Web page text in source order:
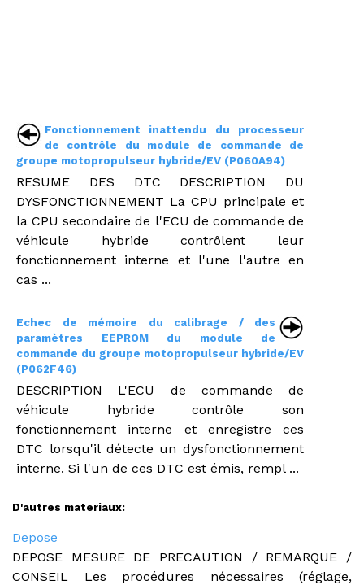
Fonctionnement inattendu du processeur
de contrôle du module de commande de
groupe motopropulseur hybride/EV (P060A94)
RESUME DES DTC DESCRIPTION DU
DYSFONCTIONNEMENT La CPU principale et
la CPU secondaire de l'ECU de commande de
véhicule hybride contrôlent leur
fonctionnement interne et l'une l'autre en
cas ...
Echec de mémoire du calibrage / des
paramètres EEPROM du module de
commande du groupe motopropulseur hybride/EV
(P062F46)
DESCRIPTION L'ECU de commande de
véhicule hybride contrôle son
fonctionnement interne et enregistre ces
DTC lorsqu'il détecte un dysfonctionnement
interne. Si l'un de ces DTC est émis, rempl ...
D'autres materiaux:
Depose
DEPOSE MESURE DE PRECAUTION / REMARQUE /
CONSEIL Les procédures nécessaires (réglage,